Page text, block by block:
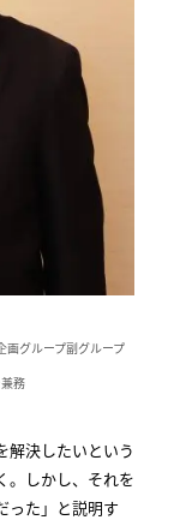
画グループ副グループ
務
解決したいという
。しかし、それを
った」と説明す